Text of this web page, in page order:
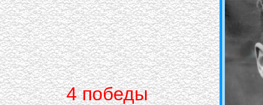
4 победы